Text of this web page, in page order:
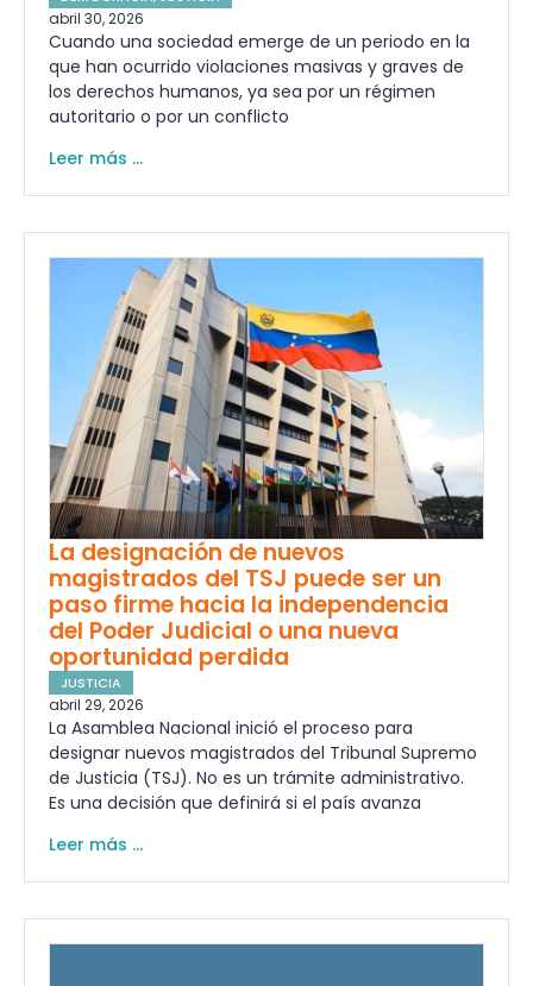
abril 30, 2026
Cuando una sociedad emerge de un periodo en la
que han ocurrido violaciones masivas y graves de
los derechos humanos, ya sea por un régimen
autoritario o por un conflicto
Leer más ...
La designación de nuevos
magistrados del TSJ puede ser un
paso firme hacia la independencia
del Poder Judicial o una nueva
oportunidad perdida
JUSTICIA
abril 29, 2026
La Asamblea Nacional inició el proceso para
designar nuevos magistrados del Tribunal Supremo
de Justicia (TSJ). No es un trámite administrativo.
Es una decisión que definirá si el país avanza
Leer más ...